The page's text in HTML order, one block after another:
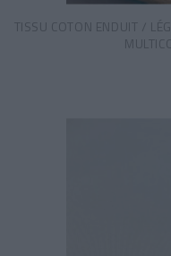
TISSU COTON ENDUIT /